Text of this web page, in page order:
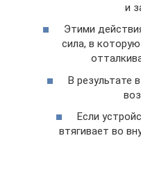
и
Этими
сила, в
В результате
Если
втягивает во